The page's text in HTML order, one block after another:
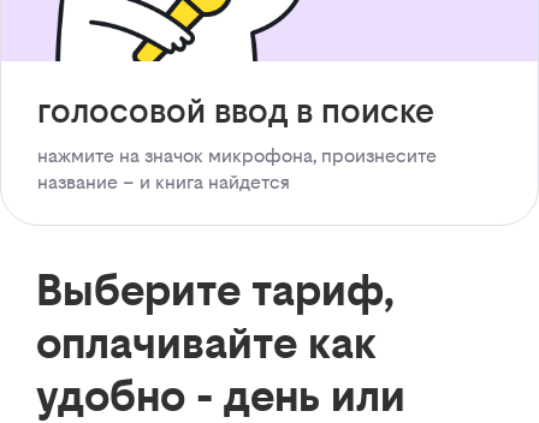
голосовой ввод в поиске
нажмите на значок микрофона, произнесите
название – и книга найдется
Выберите тариф,
оплачивайте как
удобно - день или